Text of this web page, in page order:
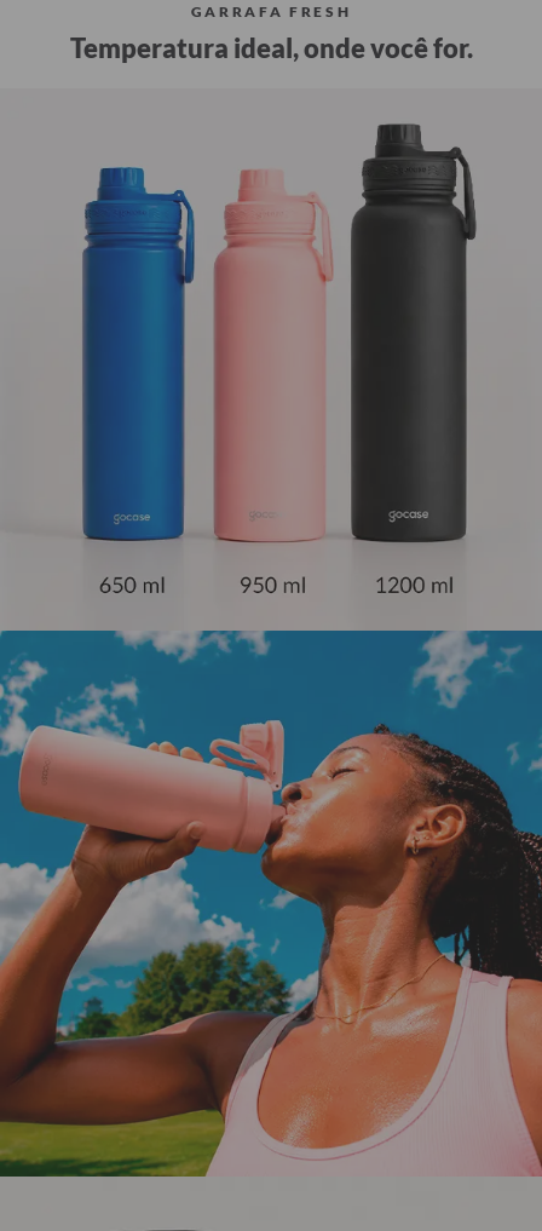
GARRAFA FRESH
Temperatura ideal, onde você for.